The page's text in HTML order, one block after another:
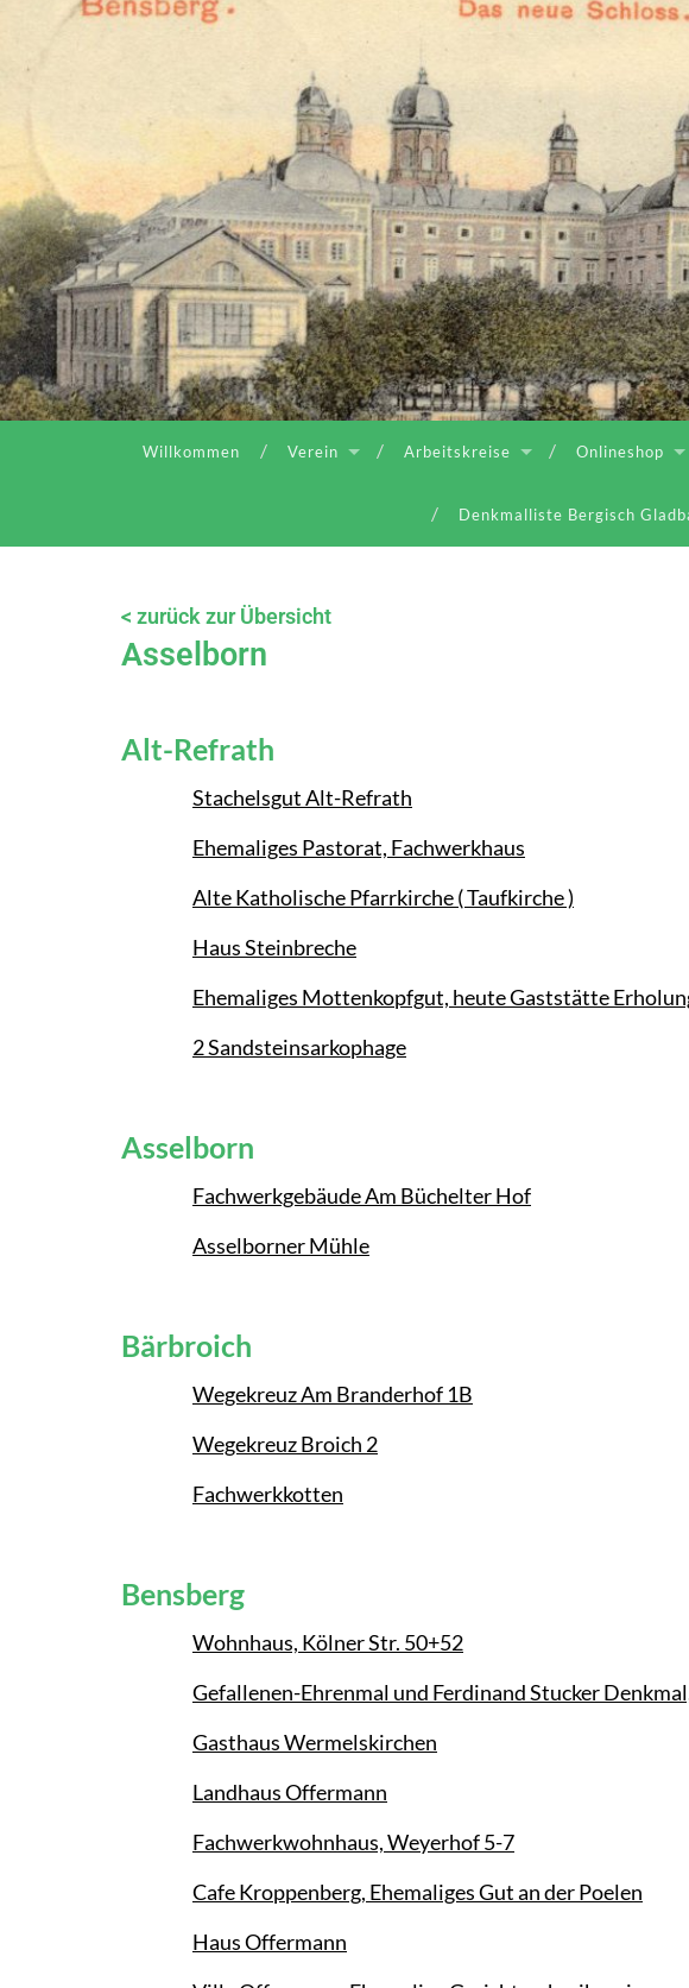
Willkommen Verein Arbeitskreise Onlineshop
Denkmalliste Bergisch
< zurück zur Übersicht
Asselborn
Alt-Refrath
Stachelsgut Alt-Refrath
Ehemaliges Pastorat, Fachwerkhaus
Alte Katholische Pfarrkirche ( Taufkirche )
Haus Steinbreche
Ehemaliges Mottenkopfgut, heute Gaststätte
2 Sandsteinsarkophage
Asselborn
Fachwerkgebäude Am Büchelter Hof
Asselborner Mühle
Bärbroich
Wegekreuz Am Branderhof 1B
Wegekreuz Broich 2
Fachwerkkotten
Bensberg
Wohnhaus, Kölner Str. 50+52
Gefallenen-Ehrenmal und Ferdinand Stucker
Gasthaus Wermelskirchen
Landhaus Offermann
Fachwerkwohnhaus, Weyerhof 5-7
Cafe Kroppenberg, Ehemaliges Gut an der Poelen
Haus Offermann